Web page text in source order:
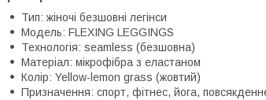
Тип: жіночі безшовні легінси
Модель: FLEXING LEGGINGS
Технологія: seamless (безшовна)
Матеріал: мікрофібра з еластаном
Колір: Yellow-lemon grass (жовтий)
Призначення: спорт, фітнес, йога,